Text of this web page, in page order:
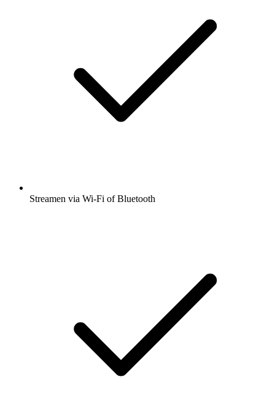
Streamen via Wi-Fi of Bluetooth